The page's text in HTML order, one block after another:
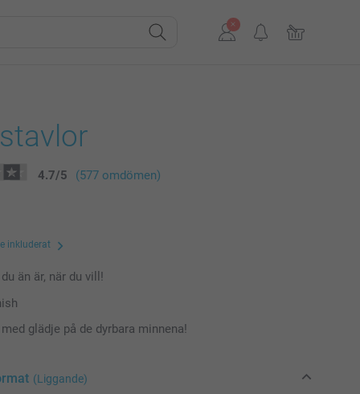
4.7/5 (577 omdömen)
inkluderat
än är, när du vill!
glädje på de dyrbara minnena!
(Liggande)